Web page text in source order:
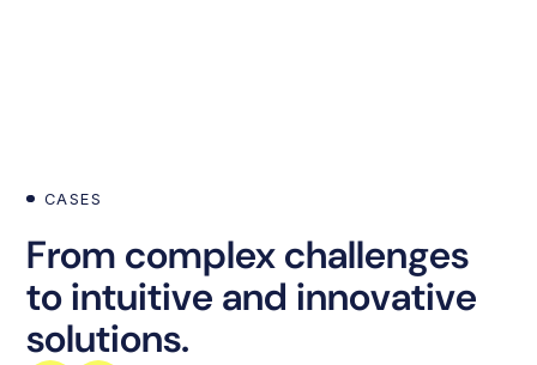
CASES
From complex challenges
to intuitive and innovative
solutions.